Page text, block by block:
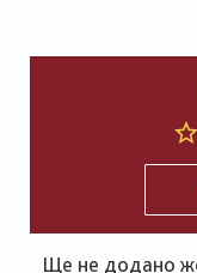
Ще не додано